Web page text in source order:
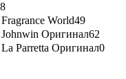
World49
Оригинал62
Parretta Оригинал0